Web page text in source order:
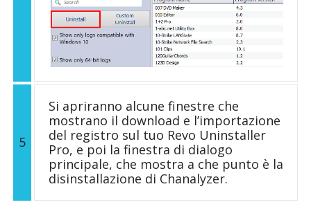
5
Si apriranno alcune finestre che
mostrano il download e l’importazione
del registro sul tuo Revo Uninstaller
Pro, e poi la finestra di dialogo
principale, che mostra a che punto è la
disinstallazione di Chanalyzer.